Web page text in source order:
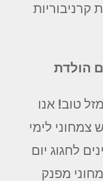
קרניבוריות
הולדת
טוב! אנו
צמחוני לימי
לחגוג יום
מפנק